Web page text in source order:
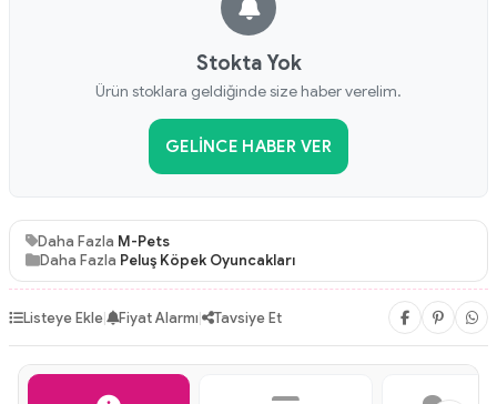
Stokta Yok
Ürün stoklara geldiğinde size haber verelim.
GELINCE HABER VER
Daha Fazla M-Pets
Daha Fazla Peluş Köpek Oyuncakları
Listeye Ekle| Fiyat Alarmı| Tavsiye Et